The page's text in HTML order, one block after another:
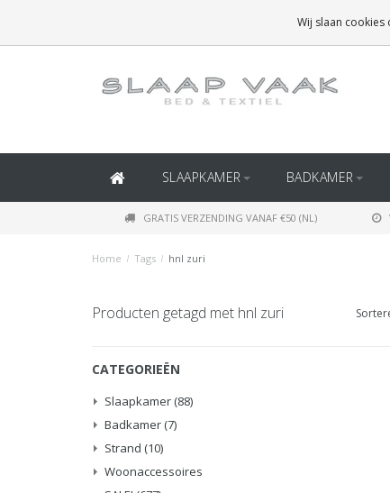
(BINNEN BELGIË)
SLAAPKAMER BADKAMER
GRATIS VERZENDING VANAF €50 (NL)
Home / Tags / hnl zuri
Producten getagd met hnl zuri
CATEGORIEËN
Slaapkamer (88)
Badkamer (7)
Strand (10)
Woonaccessoires
Wij slaan